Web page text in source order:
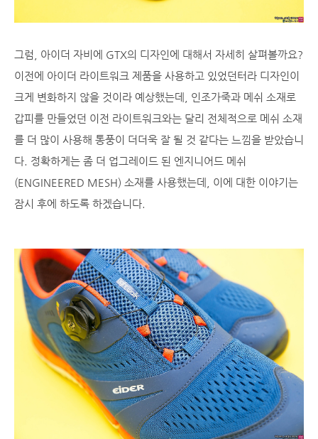
그럼, 아이더 자비에 GTX의 디자인에 대해서 자세히 살펴볼까요?
이전에 아이더 라이트워크 제품을 사용하고 있었던터라 디자인이
크게 변화하지 않을 것이라 예상했는데, 인조가죽과 메쉬 소재로
갑피를 만들었던 이전 라이트워크와는 달리 전체적으로 메쉬 소재
를 더 많이 사용해 통풍이 더더욱 잘 될 것 같다는 느낌을 받았습니
다. 정확하게는 좀 더 업그레이드 된 엔지니어드 메쉬
(ENGINEERED MESH) 소재를 사용했는데, 이에 대한 이야기는
잠시 후에 하도록 하겠습니다.